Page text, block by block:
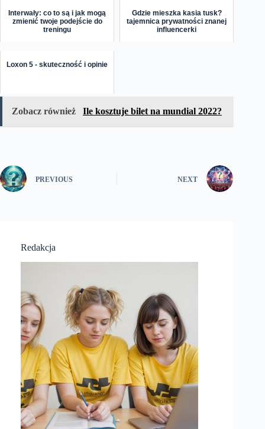
Interwały: co to są i jak mogą
zmienić twoje podejście do
treningu
Gdzie mieszka kasia tusk?
tajemnica prywatności znanej
influencerki
Loxon 5 - skuteczność i opinie
Zobacz również Ile kosztuje bilet na mundial 2022?
PREVIOUS NEXT
Redakcja